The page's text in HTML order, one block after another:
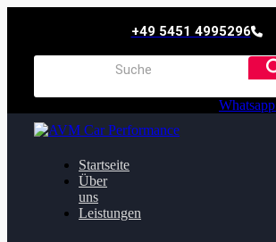
+49 5451 4995296
Whatsapp
Startseite
Über
uns
Leistungen